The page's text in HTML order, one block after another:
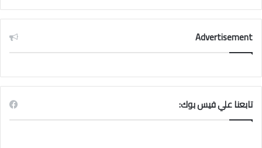
Advertisement
تابعنا علي فيس بوك: